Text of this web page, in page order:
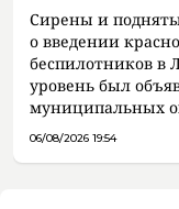
Сирены и
о введении
беспилотников в
уровень был
муниципальных
06/08/2026 19:54